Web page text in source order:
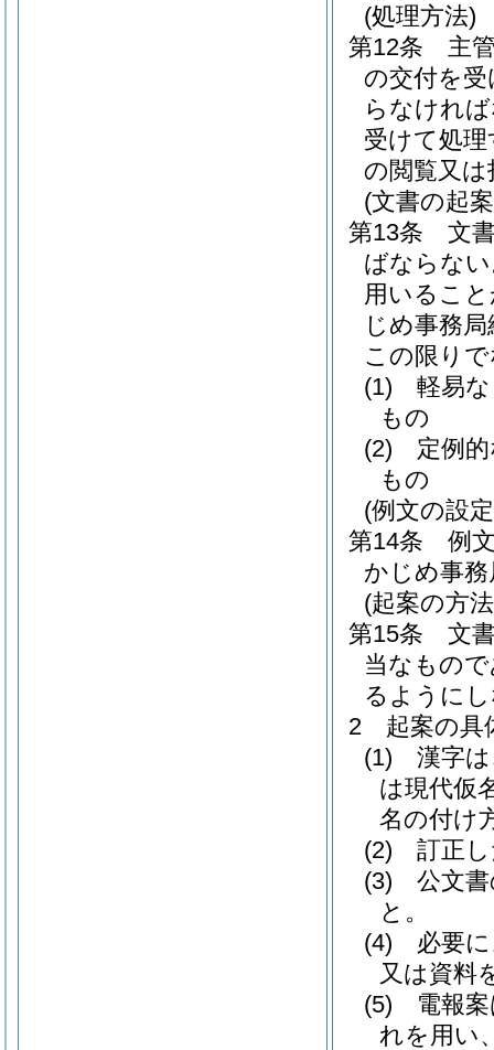
(処理方法)
第12条
主
の交付を
らなけれ
受けて処
の閲覧又
(文書の起
第13条
文
ばならな
用いるこ
じめ事務
この限り
(1)
軽易
もの
(2)
定例
もの
(例文の設
第14条
例
かじめ事
(起案の方
第15条
文
当なもの
るように
2
起案の具
(1)
漢字
は現代仮
名の付け
(2)
訂正
(3)
公文
と。
(4)
必要
又は資料
(5)
電報
れを用い